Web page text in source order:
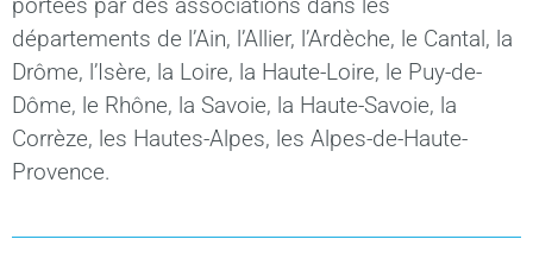
départements de l’Ain, l’Allier, l’Ardèche, le Cantal, la
Drôme, l’Isère, la Loire, la Haute-Loire, le Puy-de-
Dôme, le Rhône, la Savoie, la Haute-Savoie, la
Corrèze, les Hautes-Alpes, les Alpes-de-Haute-
Provence.